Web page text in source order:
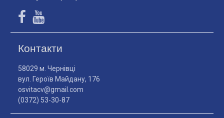
Контакти
58029 м. Чернівці
вул. Героїв Майдану, 176
osvitacv@gmail.com
(0372) 53-30-87